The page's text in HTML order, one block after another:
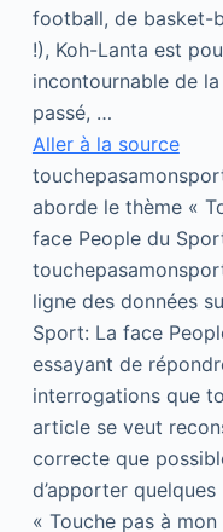
football, de basket-
!), Koh-Lanta est
incontournable de
passé, …
Aller à la source
aborde le thème «
face People du
ligne des données
Sport: La face
essayant de
interrogations que
article se veut
correcte que
d’apporter
« Touche pas à